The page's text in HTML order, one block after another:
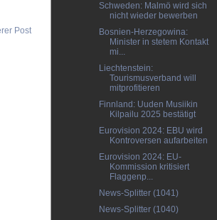
Post
Schweden: Malmö wird sich
nicht wieder bewerben
Bosnien-Herzegowina:
Minister in stetem Kontakt
mi...
Liechtenstein:
Tourismusverband will
mitprofitieren
Finnland: Uuden Musiikin
Kilpailu 2025 bestätigt
Eurovision 2024: EBU wird
Kontroversen aufarbeiten
Eurovision 2024: EU-
Kommission kritisiert
Flaggenp...
News-Splitter (1041)
News-Splitter (1040)